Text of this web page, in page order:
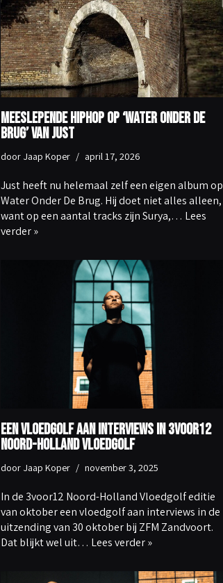
Meeslepende hiphop op ‘Water Onder De
Brug’ van Just
door Jaap Koper april 17, 2026
Just heeft nu helemaal zelf een eigen album op
Water Onder De Brug. Hij doet niet alles alleen,
want op een aantal tracks zijn Surya,… Lees
verder »
Een vloedgolf aan interviews in 3voor12
Noord-Holland Vloedgolf
door Jaap Koper november 3, 2025
In de 3voor12 Noord-Holland Vloedgolf editie
van oktober een vloedgolf aan interviews in de
uitzending van 30 oktober bij ZFM Zandvoort.
Dat blijkt wel uit… Lees verder »